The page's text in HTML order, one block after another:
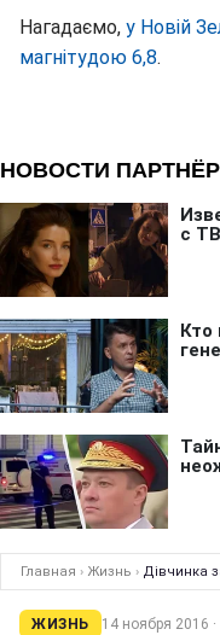
Нагадаємо, у Новій
магнітудою 6,8.
Главная › Жизнь › Дівчинка
ЖИЗНЬ 14 ноября 2016